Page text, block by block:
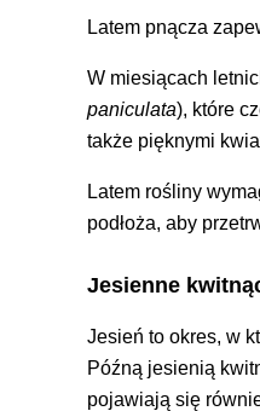
Latem pnącza
W miesiącach
paniculata), które
także pięknymi
Latem rośliny
podłoża, aby
Jesienne
Jesień to okres, w
Późną jesienią
pojawiają się